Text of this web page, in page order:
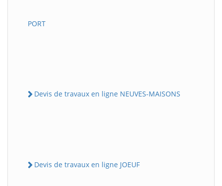
PORT
Devis de travaux en ligne NEUVES-MAISONS
Devis de travaux en ligne JOEUF